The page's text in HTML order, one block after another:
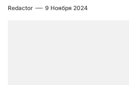
Redactor 9 Ноября 2024